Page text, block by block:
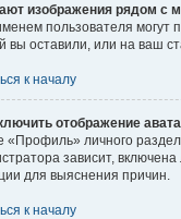
изображения рядом с
пользователя могут
вы оставили, или на ваш
к началу
отображение
«Профиль» личного
зависит,
для выяснения причин.
к началу